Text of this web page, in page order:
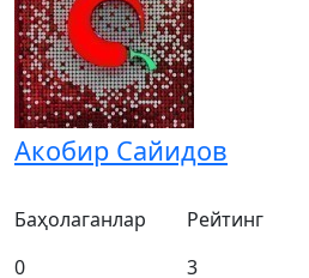
Акобир Сайидов
Баҳолаганлар
0
Рейтинг
3